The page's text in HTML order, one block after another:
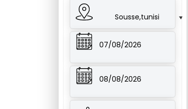
Sousse,tunisie
07/08/2026
08/08/2026